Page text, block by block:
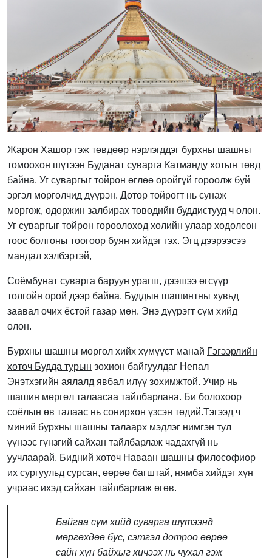
Жарон Хашор гэж төвдөөр нэрлэгддэг бурхны шашны
томоохон шүтээн Буданат суварга Катманду хотын төвд
байна. Уг суваргыг тойрон өглөө оройгүй гороолж буй
эргэл мөргөлчид дүүрэн. Дотор тойрогт нь сунаж
мөргөж, өдөржин залбирах төвөдийн буддистууд ч олон.
Уг суваргыг тойрон гороолоход хөлийн улаар хөдөлсөн
тоос болгоны тоогоор буян хийдэг гэх. Эгц дээрээсээ
мандал хэлбэртэй,
Соёмбунат суварга баруун урагш, дээшээ өгсүүр
толгойн орой дээр байна. Буддын шашинтны хувьд
заавал очих ёстой газар мөн. Энэ дүүрэгт сүм хийд
олон.
Бурхны шашны мөргөл хийх хүмүүст манай Гэгээрлийн
хөтөч Будда турын зохион байгуулдаг Непал
Энэтхэгийн аялалд явбал илүү зохимжтой. Учир нь
шашин мөргөл талаасаа тайлбарлана. Би болохоор
соёлын өв талаас нь сонирхон үзсэн төдий.Тэгээд ч
миний бурхны шашны талаарх мэдлэг нимгэн тул
үүнээс гүнзгий сайхан тайлбарлаж чадахгүй нь
уучлаарай. Бидний хөтөч Наваан шашны философиор
их сургуульд сурсан, өөрөө багштай, нямба хийдэг хүн
учраас ихэд сайхан тайлбарлаж өгөв.
Байгаа сүм хийд суварга шүтээнд
мөргөхдөө бус, сэтгэл дотроо өөрөө
сайн хүн байхыг хичээх нь чухал гэж